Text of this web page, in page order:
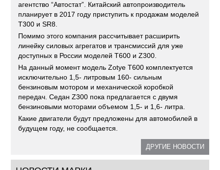
агентство “Автостат”. Китайский автопроизводитель
планирует в 2017 году приступить к продажам моделей
T300 и SR8.
Помимо этого компания рассчитывает расширить
линейку силовых агрегатов и трансмиссий для уже
доступных в России моделей T600 и Z300.
На данный момент модель Zotye T600 комплектуется
исключительно 1,5- литровым 160- сильным
бензиновым мотором и механической коробкой
передач. Седан Z300 пока предлагается с двумя
бензиновыми моторами объемом 1,5- и 1,6- литра.
Какие двигатели будут предложены для автомобилей в
будущем году, не сообщается.
ДРУГИЕ НОВОСТИ